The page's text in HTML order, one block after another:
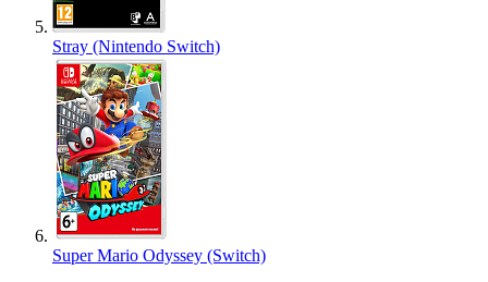
Stray (Nintendo Switch)
Super Mario Odyssey (Switch)